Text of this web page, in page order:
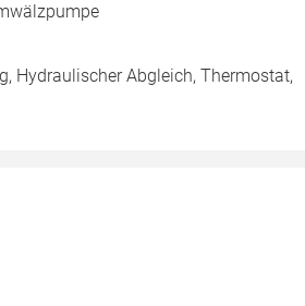
Hydraulischer Abgleich, Thermostat,